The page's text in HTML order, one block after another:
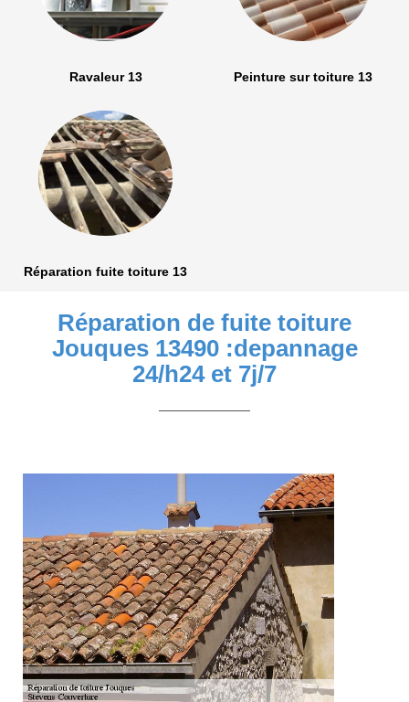
Ravaleur 13 Peinture sur toiture 13
Réparation fuite toiture 13
Réparation de fuite toiture
Jouques 13490 :depannage
24/h24 et 7j/7